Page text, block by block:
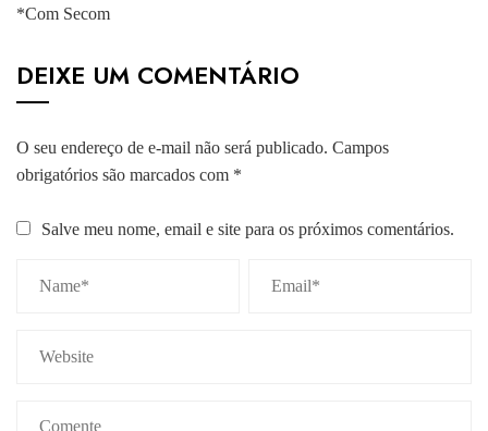
*Com Secom
DEIXE UM COMENTÁRIO
O seu endereço de e-mail não será publicado. Campos
obrigatórios são marcados com *
Salve meu nome, email e site para os próximos comentários.